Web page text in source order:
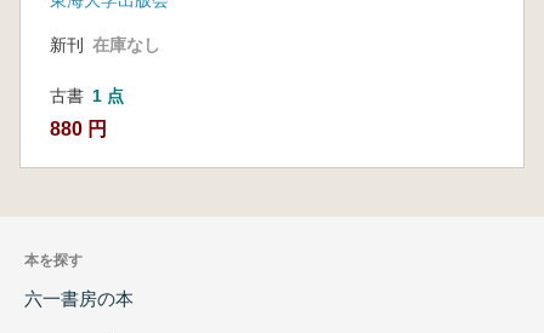
新刊 在庫なし
古書 1 点
880 円
本を探す
六一書房の本